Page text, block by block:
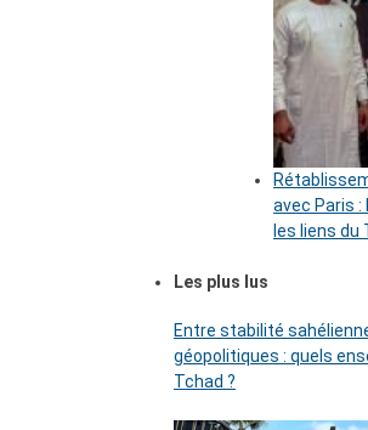
avec Paris :
les liens du
Les plus lus
Entre stabilité
géopolitiques : quels
Tchad ?